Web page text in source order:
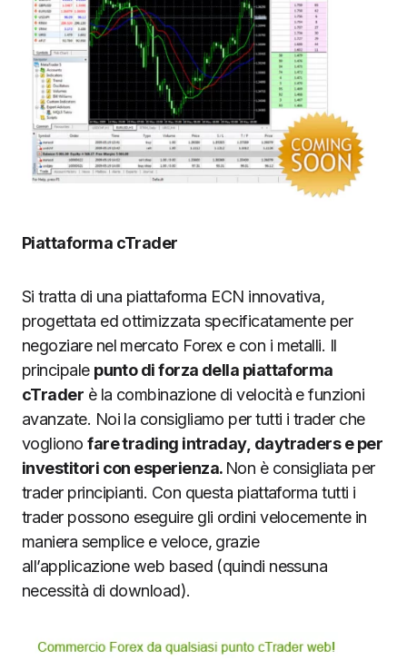
Piattaforma cTrader
Si tratta di una piattaforma ECN innovativa,
progettata ed ottimizzata specificatamente per
negoziare nel mercato Forex e con i metalli. Il
principale punto di forza della piattaforma
cTrader è la combinazione di velocità e funzioni
avanzate. Noi la consigliamo per tutti i trader che
voglionofare trading intraday, daytraders e per
investitori con esperienza. Non è consigliata per
trader principianti. Con questa piattaforma tutti i
trader possono eseguire gli ordini velocemente in
maniera semplice e veloce, grazie
all’applicazione web based (quindi nessuna
necessità di download).